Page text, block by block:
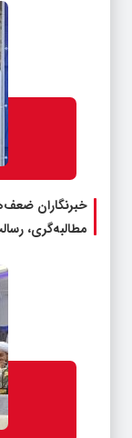
خبرنگاران
مطالبه‌گری،